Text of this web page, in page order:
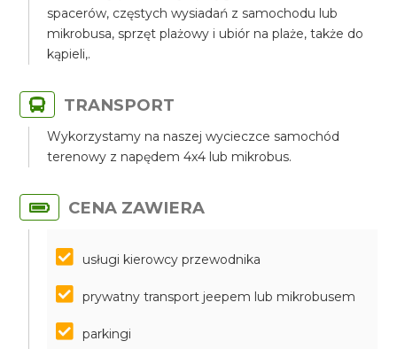
spacerów, częstych wysiadań z samochodu lub
mikrobusa, sprzęt plażowy i ubiór na plaże, także do
kąpieli,.
TRANSPORT
Wykorzystamy na naszej wycieczce samochód
terenowy z napędem 4x4 lub mikrobus.
CENA ZAWIERA
usługi kierowcy przewodnika
prywatny transport jeepem lub mikrobusem
parkingi